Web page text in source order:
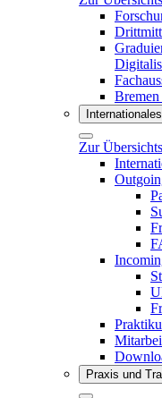
Internationales
Zur
Praxis und